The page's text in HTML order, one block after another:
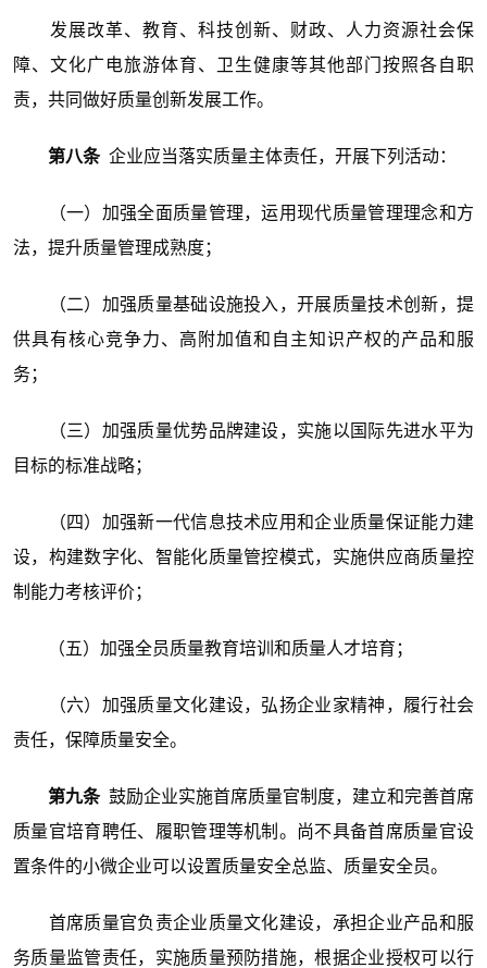
发展改革、教育、科技创新、财政、人力资源社会保
障、文化广电旅游体育、卫生健康等其他部门按照各自职
责，共同做好质量创新发展工作。
第八条 企业应当落实质量主体责任，开展下列活动：
（一）加强全面质量管理，运用现代质量管理理念和方
法，提升质量管理成熟度；
（二）加强质量基础设施投入，开展质量技术创新，提
供具有核心竞争力、高附加值和自主知识产权的产品和服
务；
（三）加强质量优势品牌建设，实施以国际先进水平为
目标的标准战略；
（四）加强新一代信息技术应用和企业质量保证能力建
设，构建数字化、智能化质量管控模式，实施供应商质量控
制能力考核评价；
（五）加强全员质量教育培训和质量人才培育；
（六）加强质量文化建设，弘扬企业家精神，履行社会
责任，保障质量安全。
第九条 鼓励企业实施首席质量官制度，建立和完善首席
质量官培育聘任、履职管理等机制。尚不具备首席质量官设
置条件的小微企业可以设置质量安全总监、质量安全员。
首席质量官负责企业质量文化建设，承担企业产品和服
务质量监管责任，实施质量预防措施，根据企业授权可以行